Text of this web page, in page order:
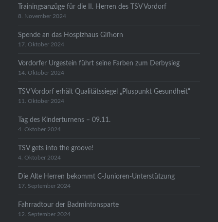
Trainingsanzüge für die II. Herren des TSV Vordorf
8. November 2024
Spende an das Hospizhaus Gifhorn
17. Oktober 2024
Vordorfer Urgestein führt seine Farben zum Derbysieg
14. Oktober 2024
TSV Vordorf erhält Qualitätssiegel „Pluspunkt Gesundheit“
11. Oktober 2024
Tag des Kinderturnens – 09.11.
4. Oktober 2024
TSV gets into the groove!
4. Oktober 2024
Die Alte Herren bekommt C-Junioren-Unterstützung
17. September 2024
Fahrradtour der Badmintonsparte
12. September 2024